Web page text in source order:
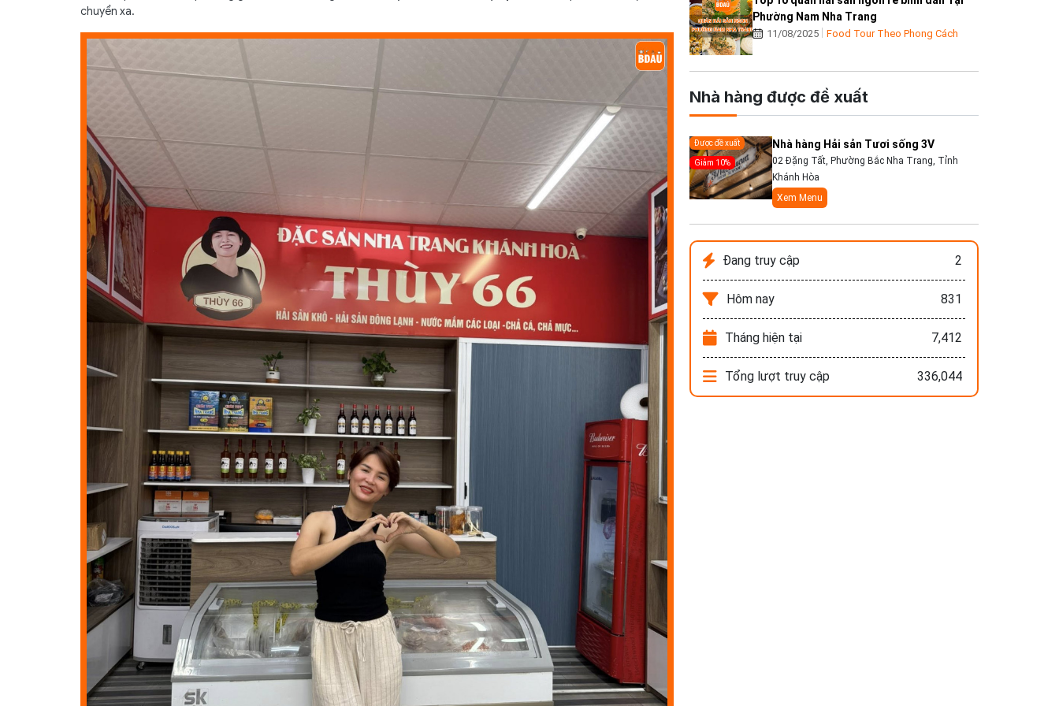
chuyển xa.
Phường Nam Nha Trang
11/08/2025 Food Tour Theo Phong Cách
Nhà hàng được đề xuất
Được đề xuất
Giảm 10%
Nhà hàng Hải sản Tươi sống 3V
02 Đặng Tất, Phường Bắc Nha Trang, Tỉnh
Khánh Hòa
Xem Menu
Đang truy cập 2
Hôm nay 831
Tháng hiện tại 7,412
Tổng lượt truy cập 336,044